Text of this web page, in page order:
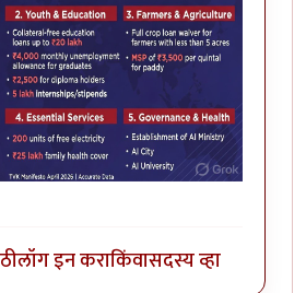
लॉग इन कराकिंवासदस्य व्हा